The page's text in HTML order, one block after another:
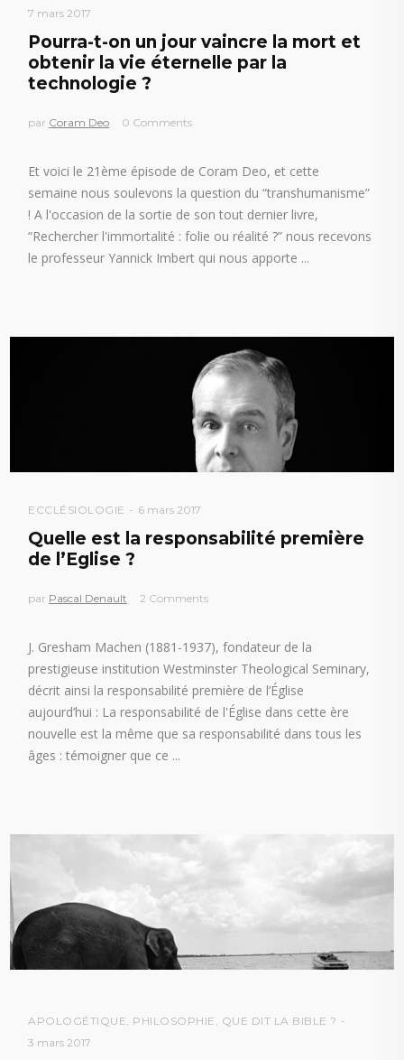
7 mars 2017
Pourra-t-on un jour vaincre la mort et
obtenir la vie éternelle par la
technologie ?
par Coram Deo 0 Comments
Et voici le 21ème épisode de Coram Deo, et cette
semaine nous soulevons la question du “transhumanisme”
! A l'occasion de la sortie de son tout dernier livre,
“Rechercher l'immortalité : folie ou réalité ?” nous recevons
le professeur Yannick Imbert qui nous apporte
ECCLÉSIOLOGIE 6 mars 2017
Quelle est la responsabilité première
de l’Eglise ?
par Pascal Denault 2 Comments
J. Gresham Machen (1881-1937), fondateur de la
prestigieuse institution Westminster Theological Seminary,
décrit ainsi la responsabilité première de l’Église
aujourd’hui : La responsabilité de l'Église dans cette ère
nouvelle est la même que sa responsabilité dans tous les
âges : témoigner que ce
APOLOGÉTIQUE, PHILOSOPHIE , QUE DIT LA BIBLE ?
3 mars 2017